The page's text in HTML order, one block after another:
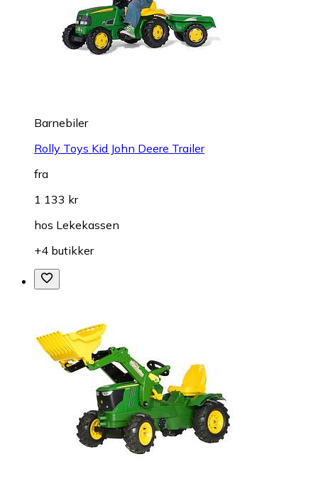
Barnebiler
Rolly Toys Kid John Deere Trailer
fra
1 133 kr
hos Lekekassen
+4 butikker